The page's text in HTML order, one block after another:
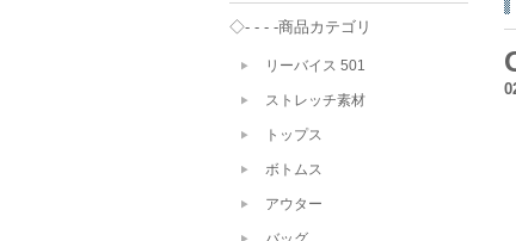
◇- - - -商品カテゴリ
リーバイス 501
ストレッチ素材
トップス
ボトムス
アウター